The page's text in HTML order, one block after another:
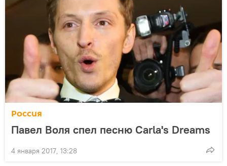
Россия
Павел Воля спел песню Carla's Dreams
4 января 2017, 13:28